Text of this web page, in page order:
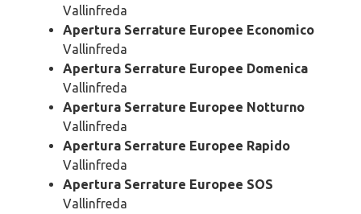
Vallinfreda
Apertura Serrature Europee Economico
Vallinfreda
Apertura Serrature Europee Domenica
Vallinfreda
Apertura Serrature Europee Notturno
Vallinfreda
Apertura Serrature Europee Rapido
Vallinfreda
Apertura Serrature Europee SOS
Vallinfreda